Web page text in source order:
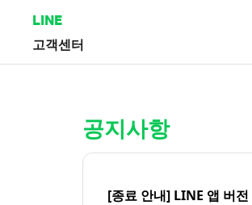
LINE
고객센터
공지사항
[종료 안내] LINE 앱 버